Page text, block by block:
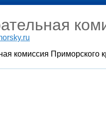
комиссия Приморского